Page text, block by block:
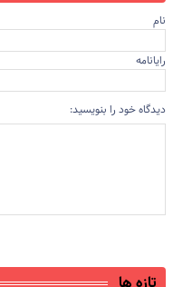
نام
رایانامه
دیدگاه خود را بنویسید: